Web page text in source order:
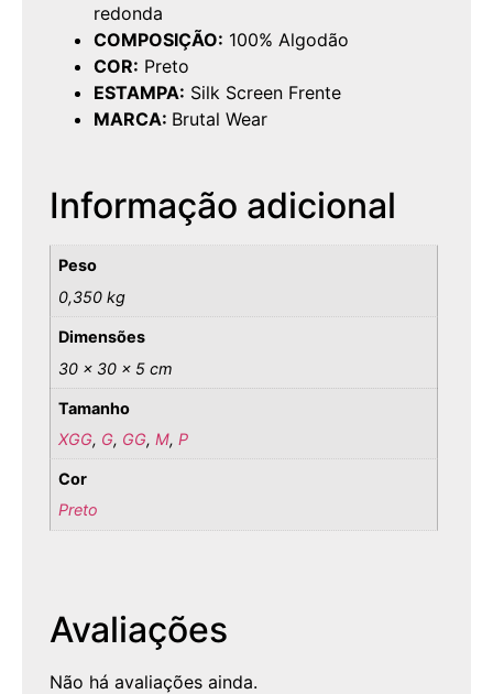
redonda
COMPOSIÇÃO: 100% Algodão
COR: Preto
ESTAMPA: Silk Screen Frente
MARCA: Brutal Wear
Informação adicional
Peso
0,350 kg
Dimensões
30 × 30 × 5 cm
Tamanho
XGG, G, GG,M,P
Cor
Preto
Avaliações
Não há avaliações ainda.